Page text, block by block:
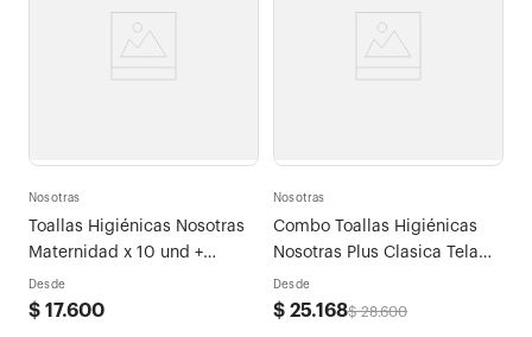
Nosotras
Toallas Higiénicas Nosotras
Maternidad x 10 und +
Buenas Noches x 3 und
Desde
$ 17.600
Nosotras
Combo Toallas Higiénicas
Nosotras Plus Clasica Tela
Tipo Algodón x 60 und
Desde
$ 25.168$ 28.600